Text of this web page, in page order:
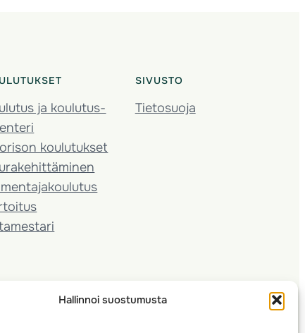
Hallinnoi suostumusta
ja koulutus­
koulutukset
SIVUSTO
Tietosuoja